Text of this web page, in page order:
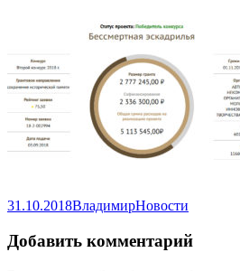
Опубликовано
31.10.2018Автор
ВладимирРубрики
Новости
Добавить комментарий